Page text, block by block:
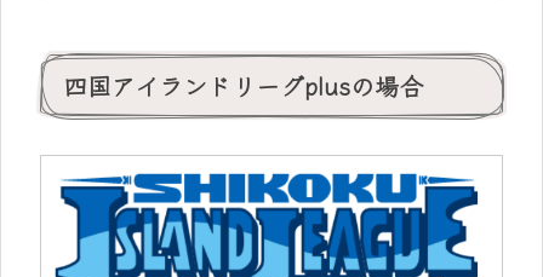
四国アイランドリーグplusの場合